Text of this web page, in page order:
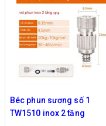
Béc phun sương số 1
TW1510 inox 2 tầng